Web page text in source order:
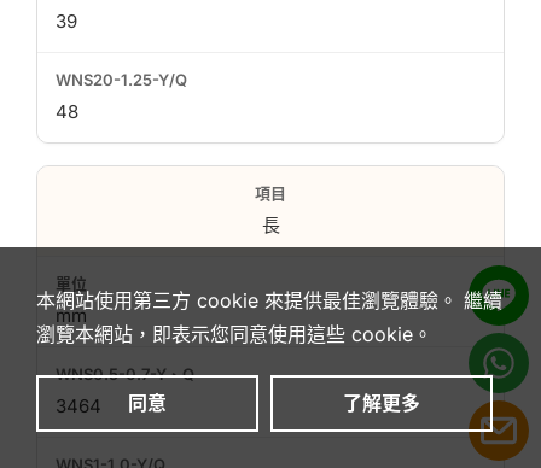
39
48
長
mm
3464
本網站使用第三方 cookie 來提供最佳瀏覽體驗。 繼續
瀏覽本網站，即表示您同意使用這些 cookie。
同意 了解更多